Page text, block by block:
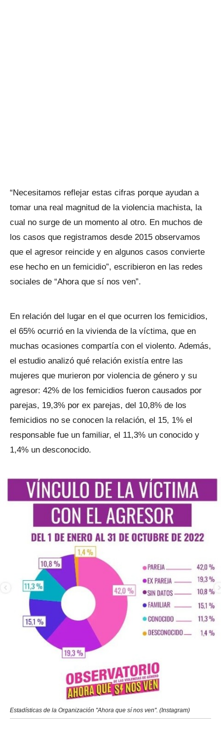
“Necesitamos reflejar estas cifras porque ayudan a
tomar una real magnitud de la violencia machista, la
cual no surge de un momento al otro. En muchos de
los casos que registramos desde 2015 observamos
que el agresor reincide y en algunos casos convierte
ese hecho en un femicidio”, escribieron en las redes
sociales de “Ahora que sí nos ven”.
En relación del lugar en el que ocurren los femicidios,
el 65% ocurrió en la vivienda de la víctima, que en
muchas ocasiones compartía con el violento. Además,
el estudio analizó qué relación existía entre las
mujeres que murieron por violencia de género y su
agresor: 42% de los femicidios fueron causados por
parejas, 19,3% por ex parejas, del 10,8% de los
femicidios no se conocen la relación, el 15, 1% el
responsable fue un familiar, el 11,3% un conocido y
1,4% un desconocido.
Estadísticas de la Organización "Ahora que sí nos ven". (Instagram)